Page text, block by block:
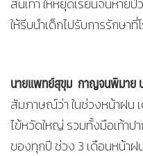
ส้นเท้า ให้หยุดเรียนจนหาย
ให้รีบนำเด็กไปรับการรักษา
นายแพทย์สุขุม กาญจนพิมาย
สัมภาษณ์ว่า ในช่วงหน้าฝน
ไข้หวัดใหญ่ รวมทั้งมือเท้าป
ของทุกปี ช่วง 3 เดือนหน้า